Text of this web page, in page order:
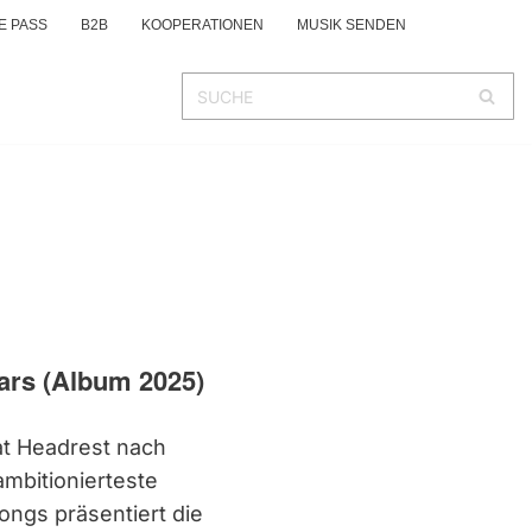
PASS B2B KOOPERATIONEN MUSIK SENDEN
(Album 2025)
Headrest nach
präsentiert die